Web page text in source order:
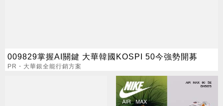
009829掌握AI關鍵 大華韓國KOSPI 50今強勢開募
PR・大華銀全能行銷方案